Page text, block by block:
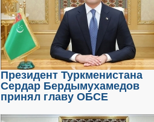
Президент Туркменистана
Сердар Бердымухамедов
принял главу ОБСЕ